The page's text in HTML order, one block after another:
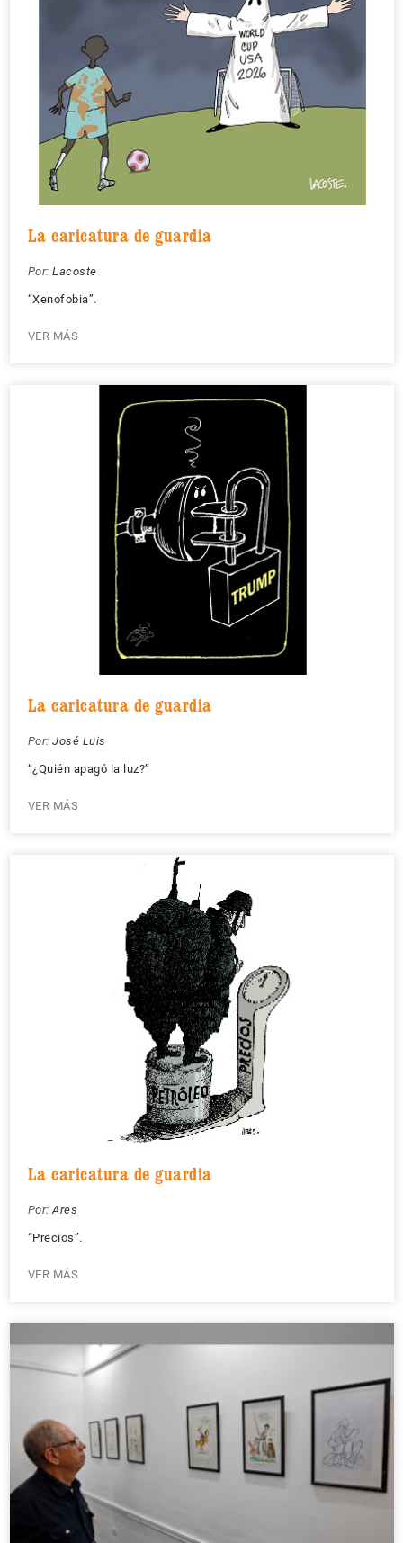
La caricatura de guardia
Por: Lacoste
“Xenofobia”.
VER MÁS
La caricatura de guardia
Por: José Luis
“¿Quién apagó la luz?”
VER MÁS
La caricatura de guardia
Por:Ares
“Precios”.
VER MÁS